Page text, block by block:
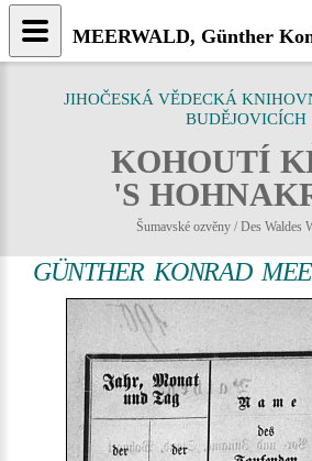
JIHOČESKÁ VĚDECKÁ
BUDĚJOVICÍCH
KOHOUTÍ
'S
Šumavské ozvěny / Des Waldes
GÜNTHER KONRAD
MEERWALD, Günther